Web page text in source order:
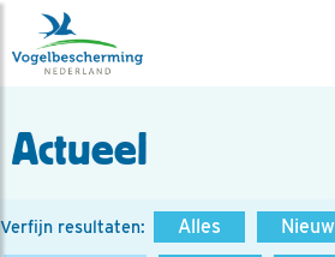
Actueel
Verfijn resultaten: Alles